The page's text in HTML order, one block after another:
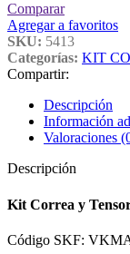
Comparar
Agregar a favoritos
SKU: 5413
Categorías: KIT
Compartir:
Descripción
Información
Valoraciones
Descripción
Kit Correa y
Código SKF: